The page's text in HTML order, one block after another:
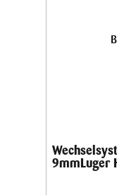
9mmLuger